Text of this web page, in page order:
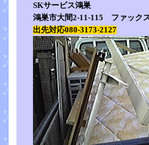
SKサービス鴻巣
鴻巣市大間2-11-115 ファック
出先対応080-3173-2127